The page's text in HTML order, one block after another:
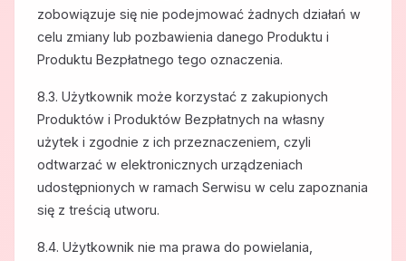
zobowiązuje się nie podejmować żadnych działań w
celu zmiany lub pozbawienia danego Produktu i
Produktu Bezpłatnego tego oznaczenia.
8.3. Użytkownik może korzystać z zakupionych
Produktów i Produktów Bezpłatnych na własny
użytek i zgodnie z ich przeznaczeniem, czyli
odtwarzać w elektronicznych urządzeniach
udostępnionych w ramach Serwisu w celu zapoznania
się z treścią utworu.
8.4. Użytkownik nie ma prawa do powielania,